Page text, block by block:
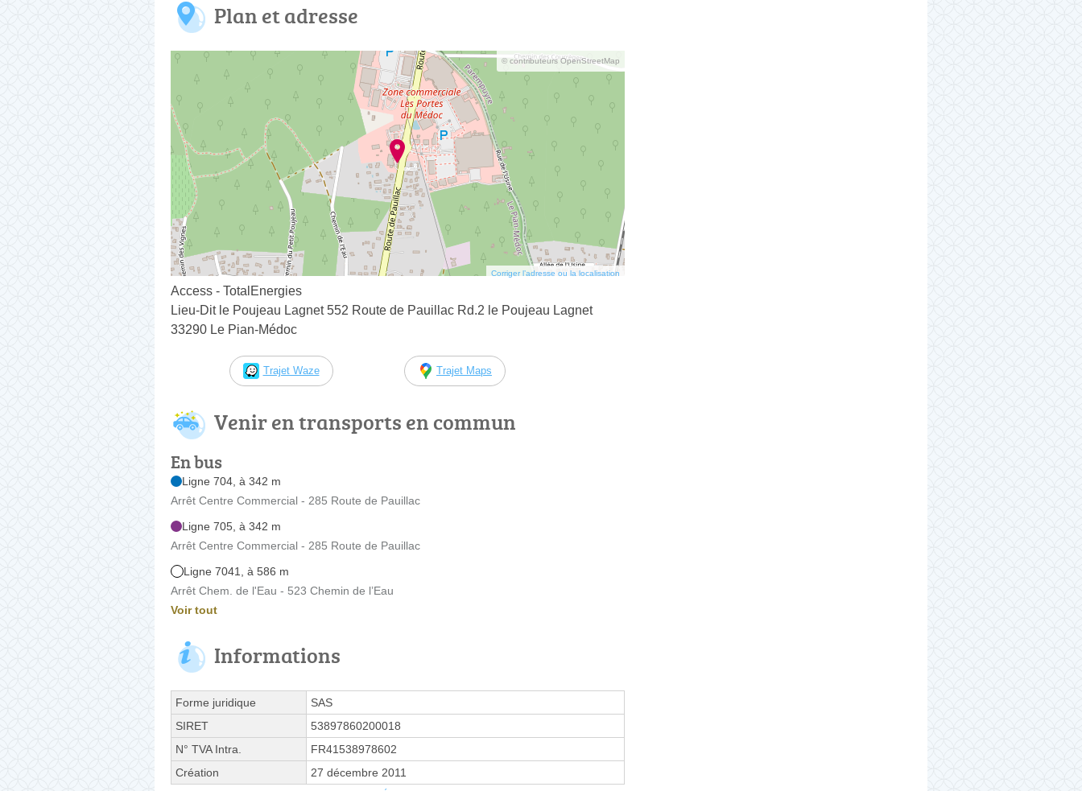
Plan et adresse
© contributeurs OpenStreetMap
Corriger l’adresse ou la localisation
Access - TotalEnergies
Lieu-Dit le Poujeau Lagnet 552 Route de Pauillac Rd.2 le Poujeau Lagnet
33290 Le Pian-Médoc
Trajet Waze Trajet Maps
Venir en transports en commun
En bus
Ligne 704, à 342 m
Arrêt Centre Commercial - 285 Route de Pauillac
Ligne 705, à 342 m
Arrêt Centre Commercial - 285 Route de Pauillac
Ligne 7041, à 586 m
Arrêt Chem. de l'Eau - 523 Chemin de l’Eau
Voir tout
Informations
Forme juridique
SAS
SIRET
53897860200018
N° TVA Intra.
FR41538978602
Création
27 décembre 2011